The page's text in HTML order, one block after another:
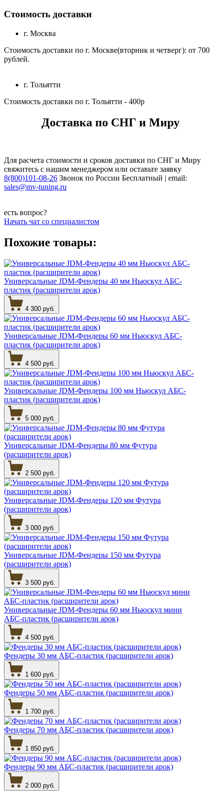
Стоимость доставки
г. Москва
Стоимость доставки по г. Москве(вторник и четверг): от 700
рублей.
г. Тольятти
Стоимость доставки по г. Тольятти - 400р
Доставка по СНГ и Миру
Для расчета стоимости и сроков доставки по СНГ и Миру
свяжитесь с нашим менеджером или оставьте заявку
8(800)101-08-26 Звонок по России Бесплатный | email:
sales@mv-tuning.ru
есть вопрос?
Начать чат со специалистом
Похожие товары:
Универсальные JDM-Фендеры 40 мм Ньюскул АБС-
пластик (расширители арок)
4 300 руб.
Универсальные JDM-Фендеры 60 мм Ньюскул АБС-
пластик (расширители арок)
4 500 руб.
Универсальные JDM-Фендеры 100 мм Ньюскул АБС-
пластик (расширители арок)
5 000 руб.
Универсальные JDM-Фендеры 80 мм Футура
(расширители арок)
2 500 руб.
Универсальные JDM-Фендеры 120 мм Футура
(расширители арок)
3 000 руб.
Универсальные JDM-Фендеры 150 мм Футура
(расширители арок)
3 500 руб.
Универсальные JDM-Фендеры 60 мм Ньюскул мини
АБС-пластик (расширители арок)
4 500 руб.
Фендеры 30 мм АБС-пластик (расширители арок)
1 600 руб.
Фендеры 50 мм АБС-пластик (расширители арок)
1 700 руб.
Фендеры 70 мм АБС-пластик (расширители арок)
1 850 руб.
Фендеры 90 мм АБС-пластик (расширители арок)
2 000 руб.